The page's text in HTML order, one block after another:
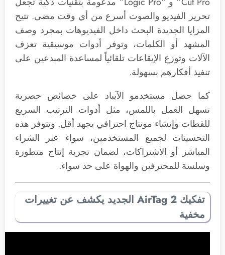
تحرير الفيديو والصوت أسرع من أي وقت مضى. تتيح
المزايا الجديدة البحث داخل الفيديوهات بمجرد وصف
المشهد أو الكلمات، وتوفر أدوات موسيقية تعزف
الآلات وتوزع الإيقاعات تلقائياً لمساعدة المبدعين على
تنفيذ أفكارهم بسهولة.
كما حصل مستخدمو الآيباد على خصائص حصرية
تسهل العمل باللمس، مثل أدوات الترتيب السريع
للقطات وإنشاء مونتاج احترافي بجهد أقل. وتتوفر هذه
التحسينات لجميع المستخدمين، سواء عبر الشراء
المباشر أو الاشتراكات، لضمان تجربة إنتاج متطورة
وسلسة للمحترفين والهواة على حد سواء.
تفكيك AirTag 2 الجديد يكشف عن تغييرات
مخفية